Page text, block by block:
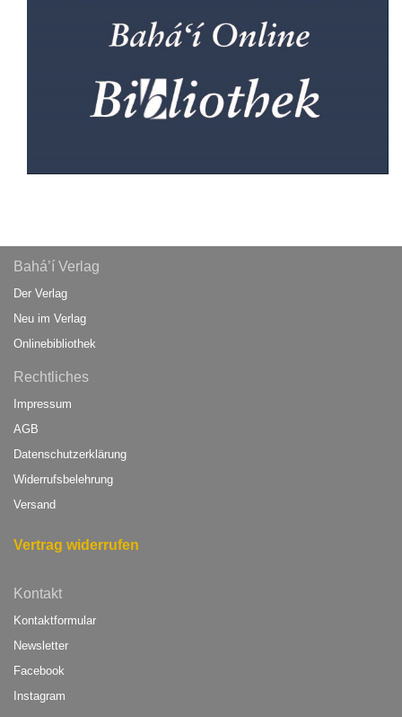
Bahá’í Verlag
Der Verlag
Neu im Verlag
Onlinebibliothek
Rechtliches
Impressum
AGB
Datenschutzerklärung
Widerrufsbelehrung
Versand
Vertrag widerrufen
Kontakt
Kontaktformular
Newsletter
Facebook
Instagram